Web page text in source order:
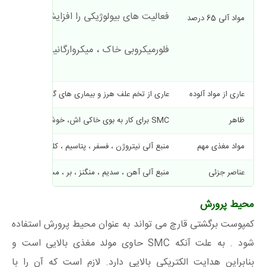
مواد آلی 65 درصد فعالیت های بیولوژیکی را افزایش می دهد .
فلورمیکروبی خاک ، میکروارگانیسم مفید
عاری از مواد آلوده
عاری از تخم علف هرز و بیماری های گیاهی
ظاهر
SMC برای کار به بوی خاکی اش، خوشایند است و به راحتی فراهم و با خاک مخلوط می گردد.
مواد مغذی مهم
منبع آلی نیتروژن ، فسفر ، پتاسیم ، کلسیم و سولفور
عناصر جزئی
منبع آلی آهن ، سدیم ، منگنز ، بر ، مس و روی
محیط پرورش
کمپوست برگشتی قارچ می تواند به عنوان محیط پرورش استفاده
شود . به علت آنکه SMC حاوی مولد مغذی بالایی است و
بنابراین هدایت الکتریکی بالایی دارد. لازم است که آن را با